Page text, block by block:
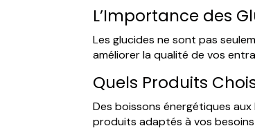
L’Importance des
Les glucides ne sont pas
améliorer la qualité de vos
Quels Produits
Des boissons énergétiques
produits adaptés à vos